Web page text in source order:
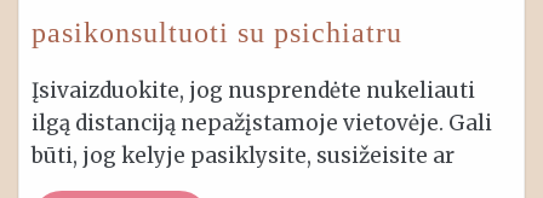
pasikonsultuoti su psichiatru
Įsivaizduokite, jog nusprendėte nukeliauti
ilgą distanciją nepažįstamoje vietovėje. Gali
būti, jog kelyje pasiklysite, susižeisite ar